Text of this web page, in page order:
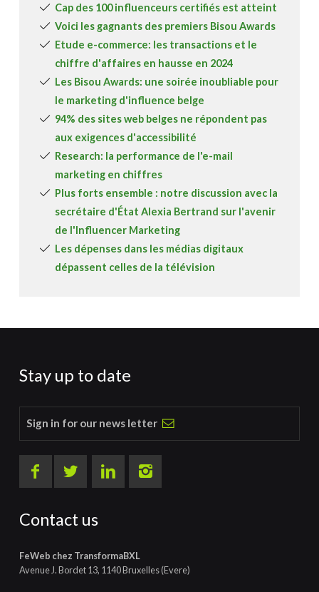
Cap des 100 influenceurs certifiés est atteint
Voici les gagnants des premiers Bisou Awards
Etude e-commerce: les transactions et le
chiffre d'affaires en hausse en 2024
Les Bisou Awards: une soirée inoubliable pour
le marketing d'influence belge
94% des sites web belges ne répondent pas
aux exigences d'accessibilité
Research: la performance de l'e-mail
marketing en chiffres
Plus forts ensemble : notre discussion avec la
secrétaire d'État Alexia Bertrand sur l'avenir
de l'Influencer Marketing
Les dépenses dans les médias digitaux
dépassent celles de la télévision
Stay up to date
Sign in for our news letter
Contact us
FeWeb chez TransformaBXL
Avenue J. Bordet 13, 1140 Bruxelles (Evere)